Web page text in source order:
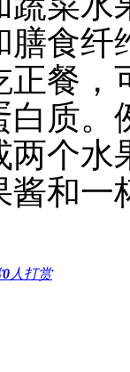
膳食纤
正餐，
白质。
两个水
酱和一
0 人打赏